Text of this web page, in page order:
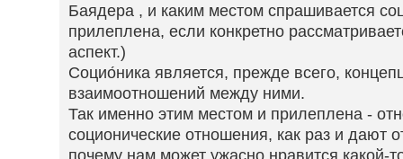
Баядера , и каким местом спрашивается
прилеплена, если конкретно
аспект.)
Социо́ника является, прежде всего,
взаимоотношений между ними.
Так именно этим местом и прилеплена -
соционические отношения, как раз и дают
почему нам может ужасно нравится какой-